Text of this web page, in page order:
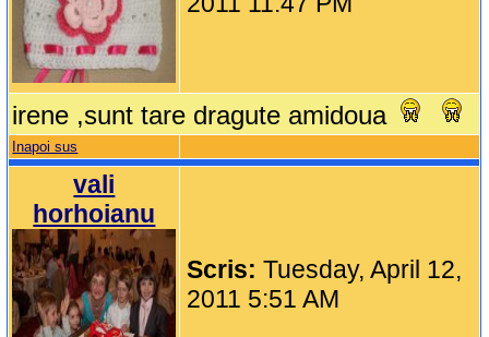
irene ,sunt tare dragute amidoua
Inapoi sus
vali
horhoianu
Scris:Tuesday, April 12,
2011 5:51 AM